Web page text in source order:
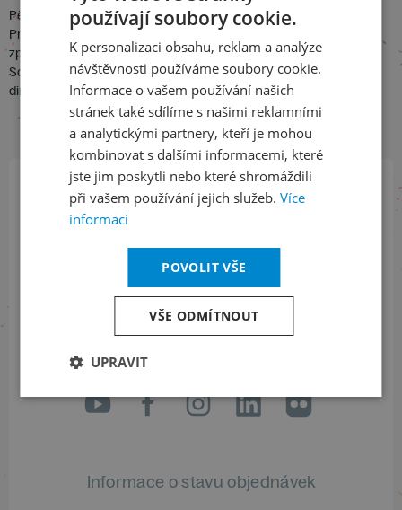
Pěvecký sbor Čs.rozhlasu
Pražský rozhlasový orchestr
zpěv: Františka Krysová, Věra Krilová, Zdeněk Jankovský, Jan
Soumar
dir. Jiří Pinkas
Přihlaste se k našemu newsletteru
a buďte jako první v obraze
ODEBÍRAT NEWSLETTER
Sledujte nás na sociálních sítích
LinkedInflickr
Informace o stavu objednávek
ENGLISH
používají soubory cookie.
K personalizaci obsahu, reklam a analýze
návštěvnosti používáme soubory cookie.
Informace o vašem používání našich
stránek také sdílíme s našimi reklamními
a analytickými partnery, kteří je mohou
kombinovat s dalšími informacemi, které
jste jim poskytli nebo které shromáždili
při vašem používání jejich služeb. Více
informací
POVOLIT VŠE
VŠE ODMÍTNOUT
UPRAVIT